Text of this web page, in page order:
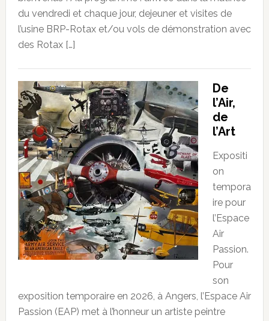
du vendredi et chaque jour, dejeuner et visites de
l’usine BRP-Rotax et/ou vols de démonstration avec
des Rotax […]
De
l’Air,
de
l’Art
Expositi
on
tempora
ire pour
l’Espace
Air
Passion.
Pour
son
exposition temporaire en 2026, à Angers, l’Espace Air
Passion (EAP) met à l’honneur un artiste peintre